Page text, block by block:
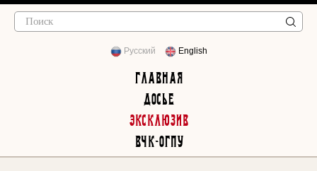
Русский English
Главная
Досье
Эксклюзив
ВЧК-ОГПУ